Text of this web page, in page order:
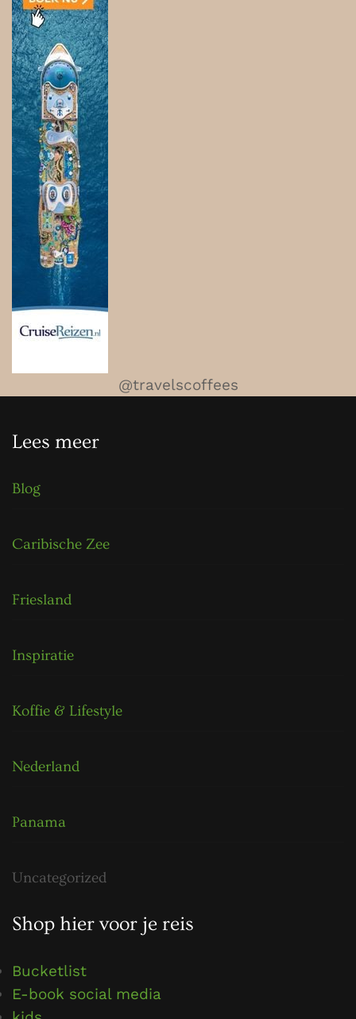
@travelscoffees
Lees meer
Blog
Caribische Zee
Friesland
Inspiratie
Koffie & Lifestyle
Nederland
Panama
Uncategorized
Shop hier voor je reis
Bucketlist
E-book social media